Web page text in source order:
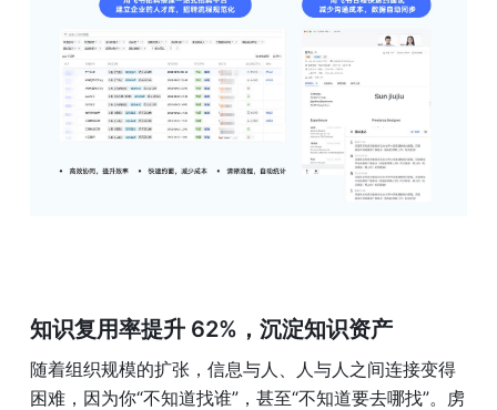
知识复用率提升 62%，沉淀知识资产
随着组织规模的扩张，信息与人、人与人之间连接变得
困难，因为你“不知道找谁”，甚至“不知道要去哪找”。虏